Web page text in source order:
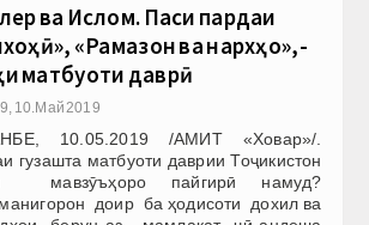
ва Ислом. Паси пардаи
«Рамазон ва нархҳо»,-
матбуоти даврӣ
10.Май 2019
10.05.2019 /АМИТ «Ховар»/.
гузашта матбуоти даврии Тоҷикистон
мавзӯъҳоро пайгирӣ намуд?
доир ба ҳодисоти дохил ва